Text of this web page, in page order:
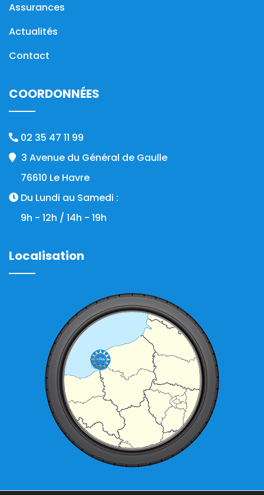
Assurances
Actualités
Contact
COORDONNÉES
02 35 47 11 99
3 Avenue du Général de Gaulle
76610 Le Havre
Du Lundi au Samedi :
9h - 12h / 14h - 19h
Localisation